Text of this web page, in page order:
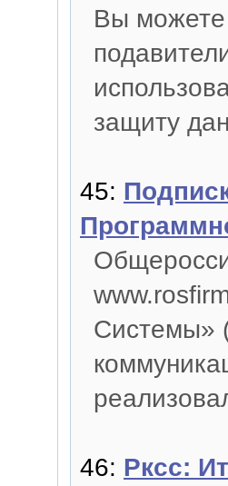
Вы можете
защиту
45:
Системы»
46: Рксс: